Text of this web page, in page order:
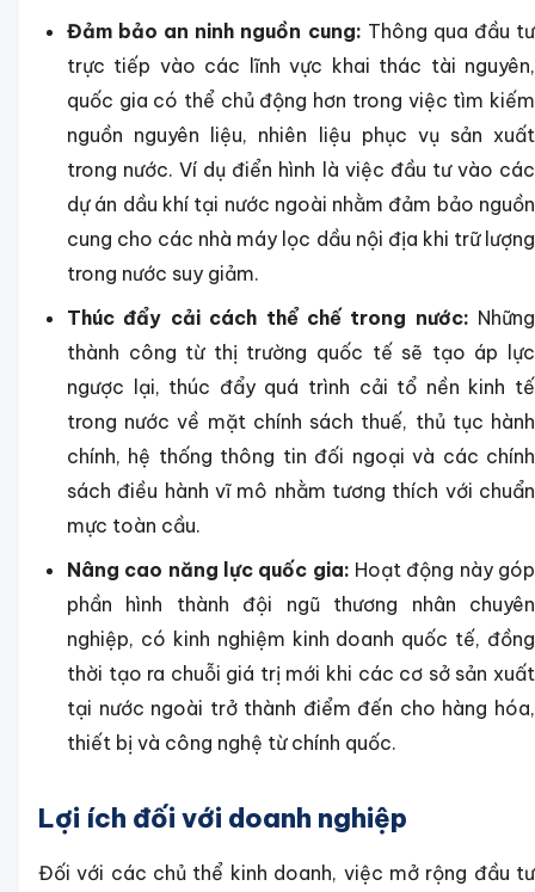
Đảm bảo an ninh nguồn cung: Thông qua đầu tư
trực tiếp vào các lĩnh vực khai thác tài nguyên,
quốc gia có thể chủ động hơn trong việc tìm kiếm
nguồn nguyên liệu, nhiên liệu phục vụ sản xuất
trong nước. Ví dụ điển hình là việc đầu tư vào các
dự án dầu khí tại nước ngoài nhằm đảm bảo nguồn
cung cho các nhà máy lọc dầu nội địa khi trữ lượng
trong nước suy giảm.
Thúc đẩy cải cách thể chế trong nước: Những
thành công từ thị trường quốc tế sẽ tạo áp lực
ngược lại, thúc đẩy quá trình cải tổ nền kinh tế
trong nước về mặt chính sách thuế, thủ tục hành
chính, hệ thống thông tin đối ngoại và các chính
sách điều hành vĩ mô nhằm tương thích với chuẩn
mực toàn cầu.
Nâng cao năng lực quốc gia: Hoạt động này góp
phần hình thành đội ngũ thương nhân chuyên
nghiệp, có kinh nghiệm kinh doanh quốc tế, đồng
thời tạo ra chuỗi giá trị mới khi các cơ sở sản xuất
tại nước ngoài trở thành điểm đến cho hàng hóa,
thiết bị và công nghệ từ chính quốc.
Lợi ích đối với doanh nghiệp
Đối với các chủ thể kinh doanh, việc mở rộng đầu tư